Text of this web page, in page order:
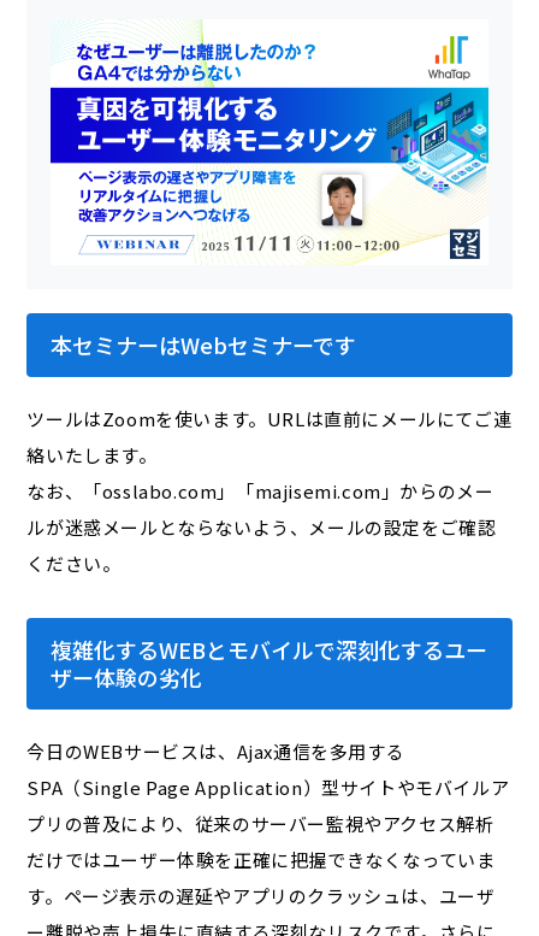
本セミナーはWebセミナーです
ツールはZoomを使います。URLは直前にメールにてご連
絡いたします。
なお、「osslabo.com」「majisemi.com」からのメー
ルが迷惑メールとならないよう、メールの設定をご確認
ください。
複雑化するWEBとモバイルで深刻化するユー
ザー体験の劣化
今日のWEBサービスは、Ajax通信を多用する
SPA（Single Page Application）型サイトやモバイルア
プリの普及により、従来のサーバー監視やアクセス解析
だけではユーザー体験を正確に把握できなくなっていま
す。ページ表示の遅延やアプリのクラッシュは、ユーザ